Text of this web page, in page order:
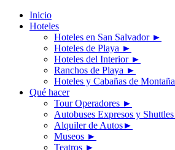
Inicio
Hoteles
Hoteles en San Salvador ►
Hoteles de Playa ►
Hoteles del Interior ►
Ranchos de Playa ►
Hoteles y Cabañas de Montaña
Qué hacer
Tour Operadores ►
Autobuses Expresos y Shuttles
Alquiler de Autos►
Museos ►
Teatros ►